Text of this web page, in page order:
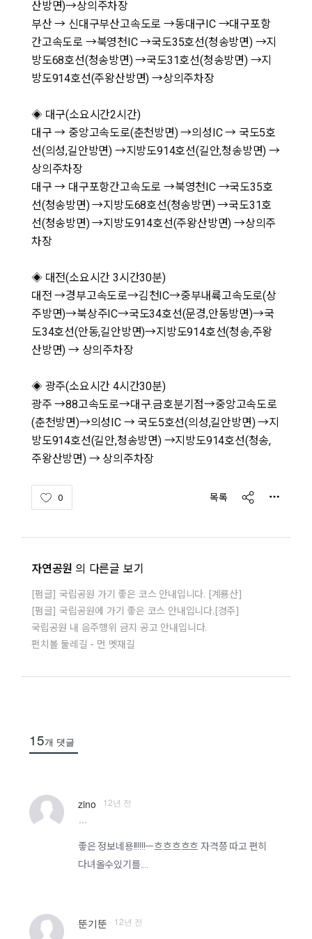
산방면)→상의주차장
부산 → 신대구부산고속도로 →동대구IC →대구포항
간고속도로 →북영천IC →국도35호선(청송방면) →지
방도68호선(청송방면) →국도31호선(청송방면) →지
방도914호선(주왕산방면) →상의주차장
◈ 대구(소요시간2시간)
대구 → 중앙고속도로(춘천방면) →의성IC → 국도5호
선(의성,길안방면) →지방도914호선(길안,청송방면) →
상의주차장
대구 → 대구포항간고속도로 →북영천IC →국도35호
선(청송방면) →지방도68호선(청송방면) →국도31호
선(청송방면) →지방도914호선(주왕산방면) →상의주
차장
◈ 대전(소요시간 3시간30분)
대전 →경부고속도로→김천IC→중부내륙고속도로(상
주방면)→북상주IC→국도34호선(문경,안동방면)→국
도34호선(안동,길안방면)→지방도914호선(청송,주왕
산방면) → 상의주차장
◈ 광주(소요시간 4시간30분)
광주 →88고속도로→대구.금호분기점→중앙고속도로
(춘천방면)→의성IC → 국도5호선(의성,길안방면) →지
방도914호선(길안,청송방면) →지방도914호선(청송,
주왕산방면) → 상의주차장
0 목록 share
자연공원 의 다른글 보기
[펌글] 국립공원 가기 좋은 코스 안내입니다. [계룡산]
[펌글] 국립공원에 가기 좋은 코스 안내입니다.[경주]
국립공원 내 음주행위 금지 공고 안내입니다.
펀치볼 둘레길 - 먼 멧재길
15개 댓글
zino 12년 전
좋은 정보네용!!!!!!ㅡ흐흐흐흐흐 자격쯩 따고 편히
다녀올수있기를....
뚠기뚠 12년 전